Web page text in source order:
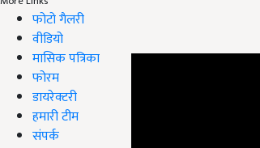
फोटो गैलरी
वीडियो
मासिक पत्रिका
फोरम
डायरेक्टरी
हमारी टीम
संपर्क